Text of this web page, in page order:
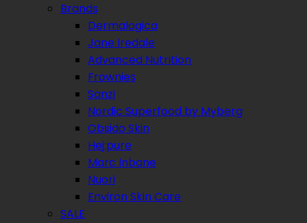
Brands
Dermalogica
Jane Iredale
Advanced Nutrition
Frownies
Sanzi
Nordic Superfood by Myberg
Obsido Skin
Hej:pure
Marc Inbane
Nuori
Environ Skin Care
SALE